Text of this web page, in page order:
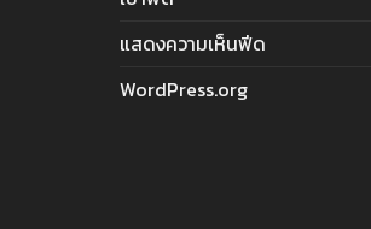
แสดงความเห็นฟีด
WordPress.org